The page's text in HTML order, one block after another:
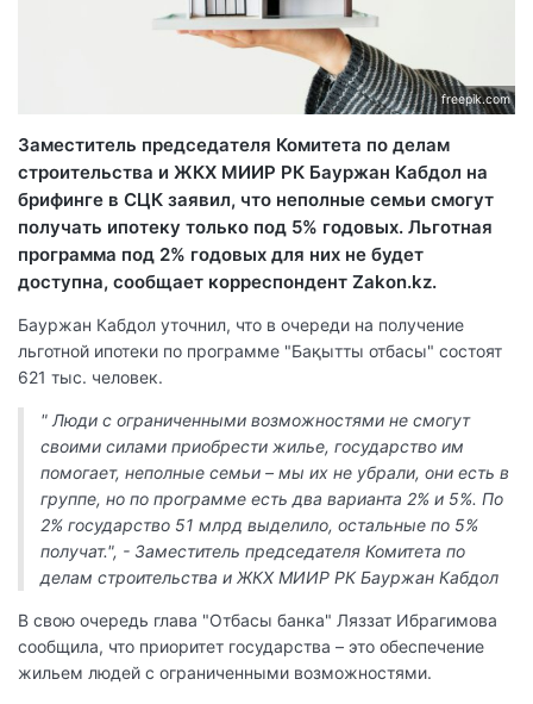
freepik.com
Заместитель председателя Комитета по делам
строительства и ЖКХ МИИР РК Бауржан Кабдол на
брифинге в СЦК заявил, что неполные семьи смогут
получать ипотеку только под 5% годовых. Льготная
программа под 2% годовых для них не будет
доступна, сообщает корреспондент Zakon.kz.
Бауржан Кабдол уточнил, что в очереди на получение
льготной ипотеки по программе "Бақытты отбасы" состоят
621 тыс. человек.
" Люди с ограниченными возможностями не смогут
своими силами приобрести жилье, государство им
помогает, неполные семьи – мы их не убрали, они есть в
группе, но по программе есть два варианта 2% и 5%. По
2% государство 51 млрд выделило, остальные по 5%
получат.", - Заместитель председателя Комитета по
делам строительства и ЖКХ МИИР РК Бауржан Кабдол
В свою очередь глава "Отбасы банка" Ляззат Ибрагимова
сообщила, что приоритет государства – это обеспечение
жильем людей с ограниченными возможностями.